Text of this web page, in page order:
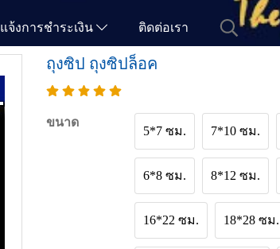
แจ้งการชำระเงิน ติดต่อเรา
ถุงซิป ถุงซิปล็อค
ขนาด
5*7 ซม. 7*10 ซม.
6*8 ซม. 8*12 ซม.
16*22 ซม. 18*28 ซม.